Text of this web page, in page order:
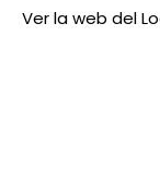
Ver la web del